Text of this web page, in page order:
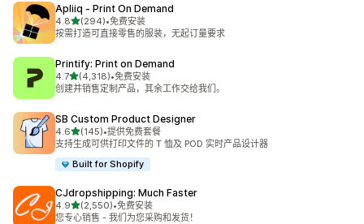
Apliiq ‑ Print On Demand
4.8星（满分 5 星）
(294)
总共 294 条评论
•免费安装
按需打造可直接零售的服装，无起订量要求
Printify: Print on Demand
4.7星（满分 5 星）
(4,318)
总共 4318 条评论
•免费安装
创建并销售定制产品，其余工作交给我们。
SB Custom Product Designer
4.6星（满分 5 星）
(145)
总共 145 条评论
•提供免费套餐
支持生成可供打印文件的 T 恤及 POD 实时产品设计器
Built for Shopify
CJdropshipping: Much Faster
4.9星（满分 5 星）
(2,550)
总共 2550 条评论
•免费安装
您专心销售 - 我们为您采购和发货！